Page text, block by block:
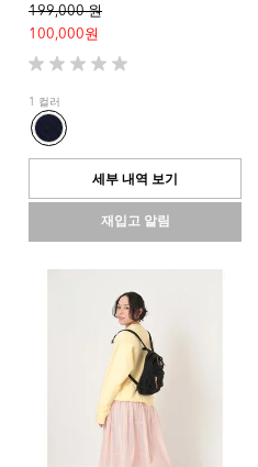
199,000 원
100,000 원
별
5
개
중
0.0
입
다.
1 컬러
세부 내역 보기
재입고 알림